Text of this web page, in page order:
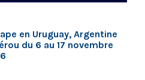
en Uruguay, Argentine
du 6 au 17 novembre